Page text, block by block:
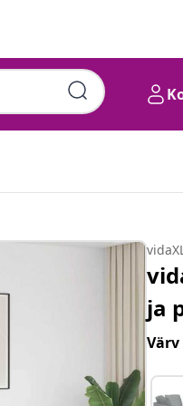
ja
Värv